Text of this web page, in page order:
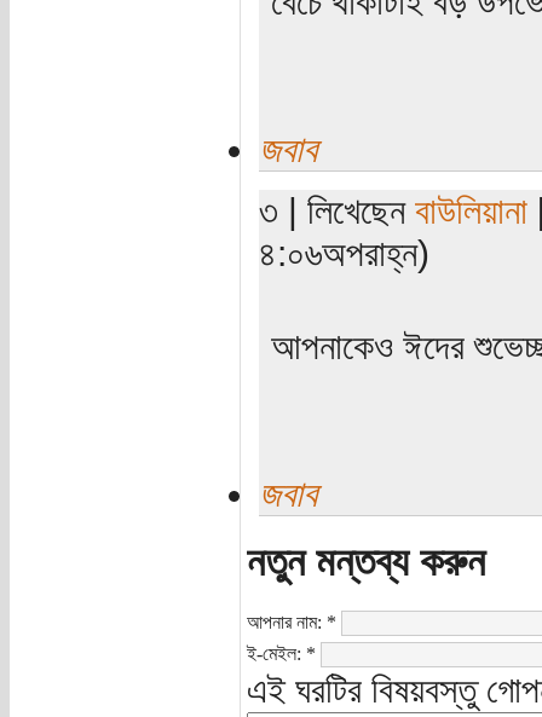
জবাব
৩ | লিখেছেন বাউলিয়ানা
৪:০৬অপরাহ্ন)
আপনাকেও ঈদের
জবাব
নতুন মন্তব্য করুন
আপনার নাম: *
ই-মেইল: *
এই ঘরটির বিষয়বস্তু